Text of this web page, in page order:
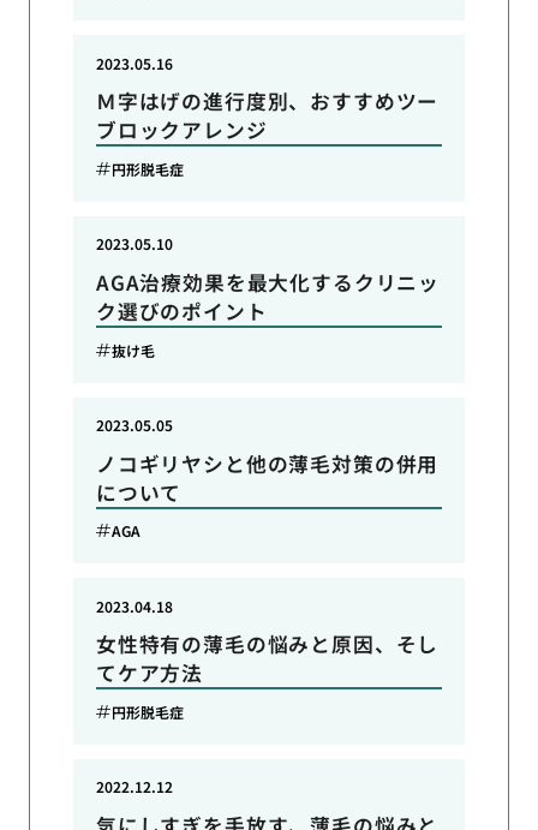
Ｍ字はげの進行度別、おすすめツー
ブロックアレンジ
2023.05.16
円形脱毛症
AGA治療効果を最大化するクリニッ
ク選びのポイント
2023.05.10
抜け毛
ノコギリヤシと他の薄毛対策の併用
について
2023.05.05
AGA
女性特有の薄毛の悩みと原因、そし
てケア方法
2023.04.18
円形脱毛症
2022.12.12